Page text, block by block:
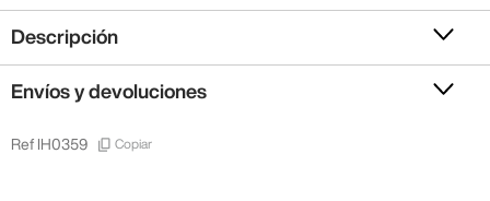
Descripción
Envíos y devoluciones
Ref IH0359 Copiar